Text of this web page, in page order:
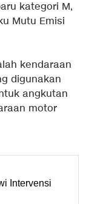
kategori M,
Mutu Emisi
kendaraan
digunakan
angkutan
motor
Intervensi